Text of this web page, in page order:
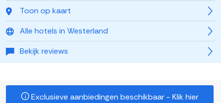
Toon op kaart
Alle hotels in Westerland
Bekijk reviews
Exclusieve aanbiedingen beschikbaar - Klik hier